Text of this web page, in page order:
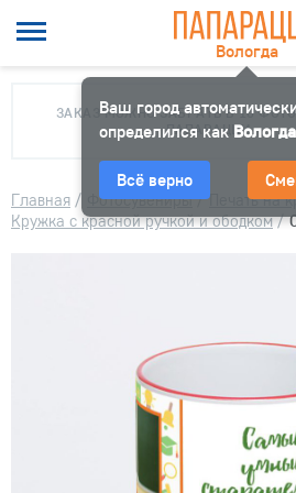
Вологда
Ваш город
определился как Вологда
Всё верно
ЗАКАЗ МОЖНО ЗАБРАТЬ В 10
ПАПАРАЦЦИ
Главная / Фотосувениры/ Печать на
Кружка с красной ручкой и ободком/